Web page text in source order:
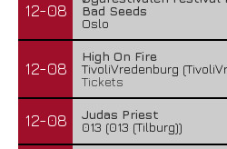
12-08
Bad Seeds
Oslo
12-08
High On Fire
TivoliVredenburg
Tickets
12-08
Judas Priest
013 (013 (Tilburg))